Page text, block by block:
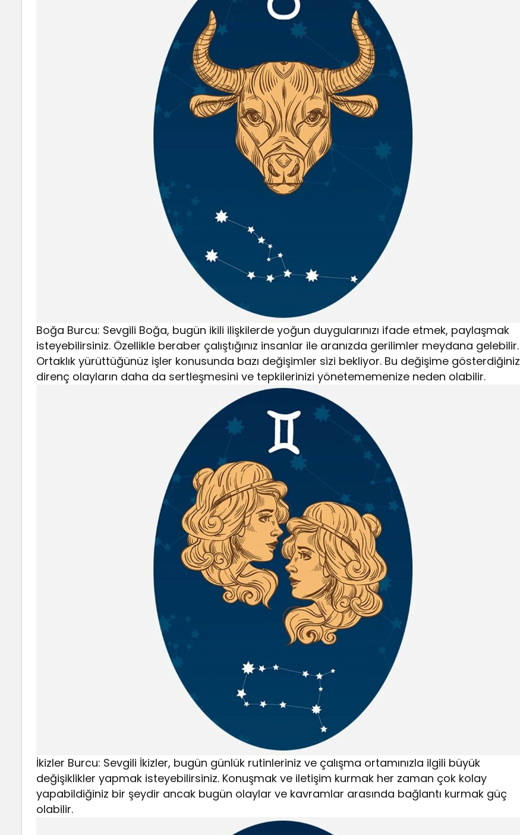
Boğa Burcu: Sevgili Boğa, bugün ikili ilişkilerde yoğun duygularınızı ifade etmek, paylaşmak
isteyebilirsiniz. Özellikle beraber çalıştığınız insanlar ile aranızda gerilimler meydana gelebilir.
Ortaklık yürüttüğünüz işler konusunda bazı değişimler sizi bekliyor. Bu değişime gösterdiğiniz
direnç olayların daha da sertleşmesini ve tepkilerinizi yönetememenize neden olabilir.
İkizler Burcu: Sevgili İkizler, bugün günlük rutinleriniz ve çalışma ortamınızla ilgili büyük
değişiklikler yapmak isteyebilirsiniz. Konuşmak ve iletişim kurmak her zaman çok kolay
yapabildiğiniz bir şeydir ancak bugün olaylar ve kavramlar arasında bağlantı kurmak güç
olabilir.